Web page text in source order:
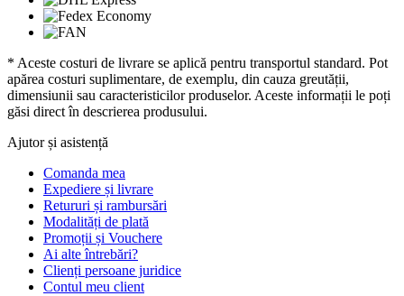
* Aceste costuri de livrare se aplică pentru transportul standard. Pot
apărea costuri suplimentare, de exemplu, din cauza greutății,
dimensiunii sau caracteristicilor produselor. Aceste informații le poți
găsi direct în descrierea produsului.
Ajutor și asistență
Comanda mea
Expediere și livrare
Retururi și rambursări
Modalități de plată
Promoții și Vouchere
Ai alte întrebări?
Clienți persoane juridice
Contul meu client